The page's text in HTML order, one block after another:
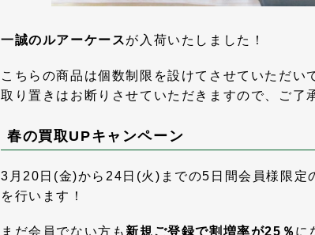
一誠のルアーケースが入荷いたしました！
こちらの商品は個数制限を設けてさせていただい
取り置きはお断りさせていただきますので、ご了
春の買取UPキャンペーン
3月20日(金)から24日(火)までの5日間会員様限定
を行います！
まだ会員でない方も 新規ご登録で割増率が25％ に